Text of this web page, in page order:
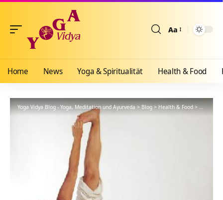
Aa
Home News Yoga & Spiritualität Health & Food
Yoga Vidya Blog - Yoga, Meditation und Ayurveda>Blog>Health & Food>